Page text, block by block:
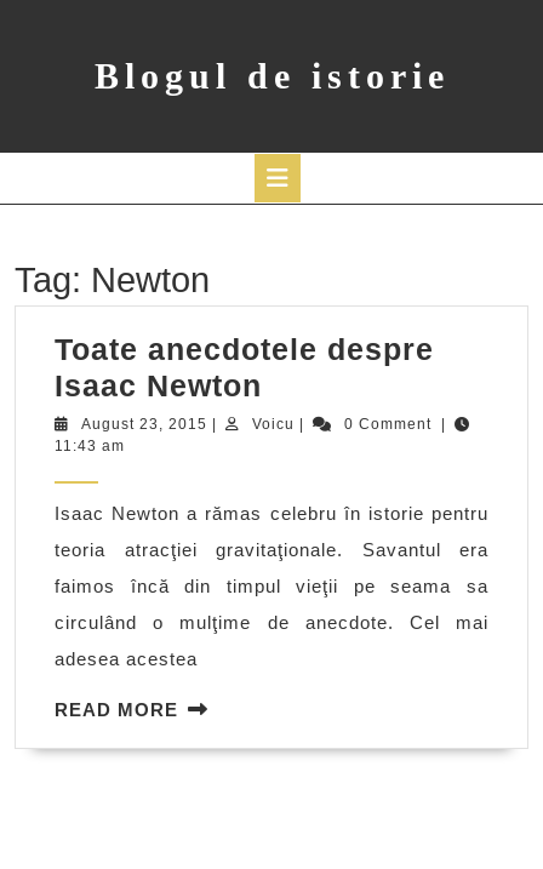
Blogul de istorie
Tag: Newton
Toate anecdotele despre
Isaac Newton
anecdotele
Newton
August 23, 2015 AugustVoicu Voicu 0 Comment
11:43 am
Isaac Newton a rămas celebru în istorie pentru
teoria atracţiei gravitaţionale. Savantul era
faimos încă din timpul vieţii pe seama sa
circulând o mulţime de anecdote. Cel mai
adesea acestea
READ MORE READ